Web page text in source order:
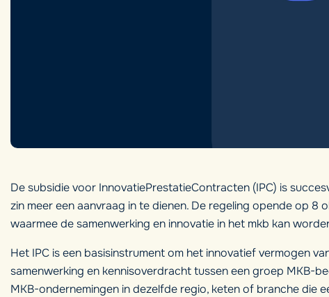
De subsidie voor InnovatiePrestatieContracten (IPC) is
zin meer een aanvraag in te dienen. De regeling opende op
waarmee de samenwerking en innovatie in het mkb kan
Het IPC is een basisinstrument om het innovatief vermogen
samenwerking en kennisoverdracht tussen een groep MKB-
MKB-ondernemingen in dezelfde regio, keten of branche die